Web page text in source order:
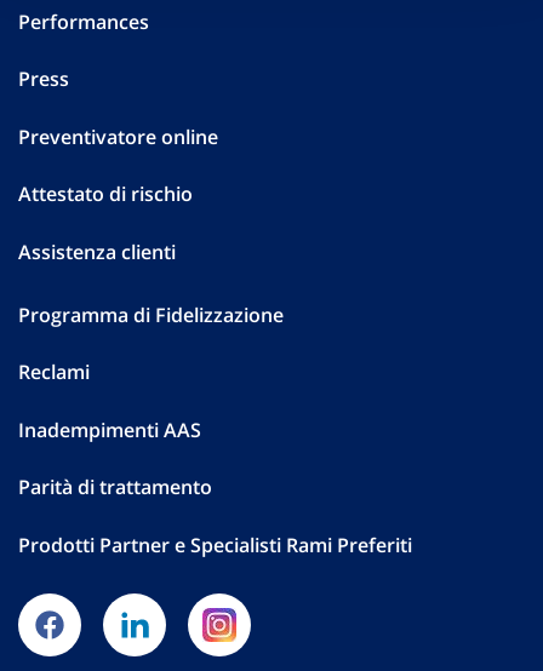
Performances
Press
Preventivatore online
Attestato di rischio
Assistenza clienti
Programma di Fidelizzazione
Reclami
Inadempimenti AAS
Parità di trattamento
Prodotti Partner e Specialisti Rami Preferiti